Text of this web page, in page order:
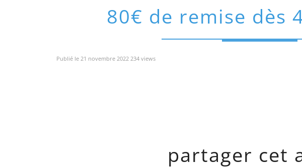
80€ de remise dès
Publié le 21 novembre 2022 234 views
partager cet